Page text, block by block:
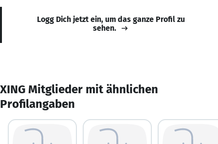
Logg Dich jetzt ein, um das ganze Profil zu
sehen.
XING Mitglieder mit ähnlichen
Profilangaben